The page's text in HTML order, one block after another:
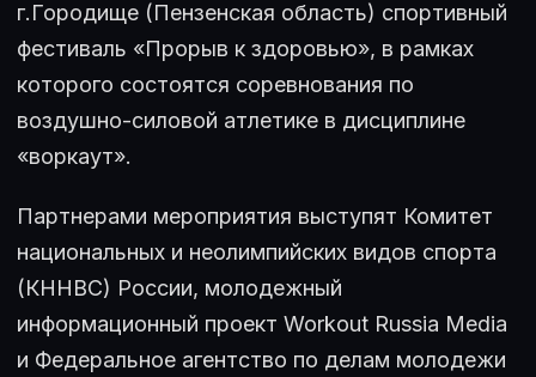
г.Городище (Пензенская область) спортивный
фестиваль «Прорыв к здоровью», в рамках
которого состоятся соревнования по
воздушно-силовой атлетике в дисциплине
«воркаут».
Партнерами мероприятия выступят Комитет
национальных и неолимпийских видов спорта
(КННВС) России, молодежный
информационный проект Workout Russia Media
и Федеральное агентство по делам молодежи